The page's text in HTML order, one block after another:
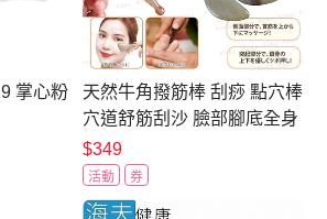
掌心粉
天然牛角撥筋棒 刮痧 點穴棒
穴道舒筋刮沙 臉部腳底全身
按摩器 贈收納布套 Kiret
$349
活動 券